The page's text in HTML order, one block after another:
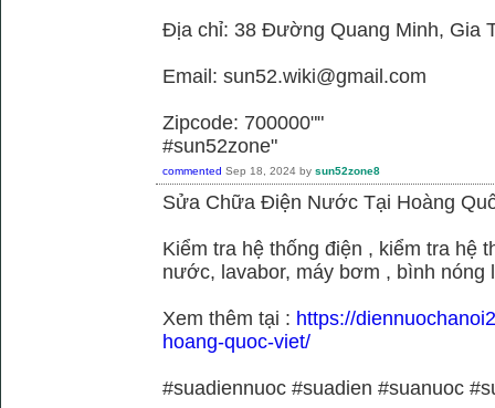
Địa chỉ: 38 Đường Quang Minh, Gia
Email: sun52.wiki@gmail.com
Zipcode: 700000""
#sun52zone"
commented Sep 18, 2024 by sun52zone8
Sửa Chữa Điện Nước Tại Hoàng
Kiểm tra hệ thống điện , kiểm tra hệ
nước, lavabor, máy bơm , bình nóng
Xem thêm tại : https://
hoang-quoc-viet/
#suadiennuoc #suadien #suanuoc